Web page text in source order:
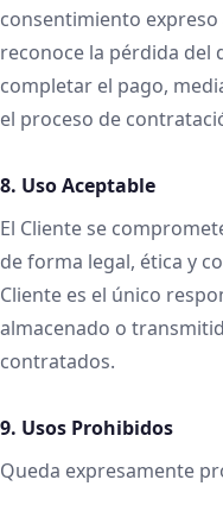
consentimiento
reconoce la pérdida del
completar el pago,
el proceso de
8. Uso Aceptable
El Cliente se
de forma legal, ética y
Cliente es el único
almacenado o
contratados.
9. Usos Prohibidos
Queda expresamente